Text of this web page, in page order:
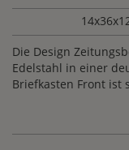
Die Design
Edelstahl in einer
Briefkasten Front ist